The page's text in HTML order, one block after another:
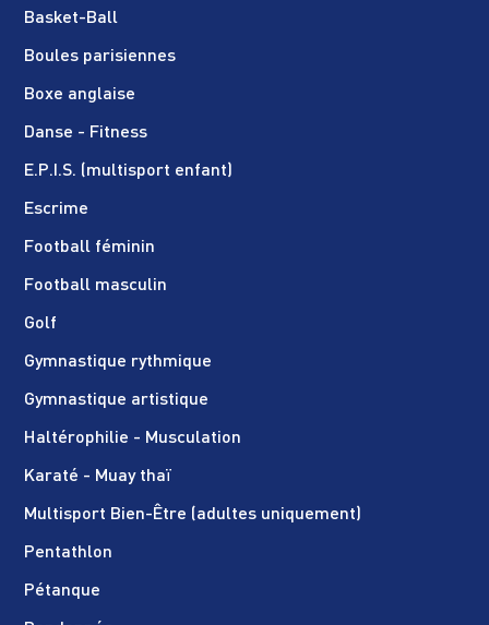
Basket-Ball
Boules parisiennes
Boxe anglaise
Danse - Fitness
E.P.I.S. (multisport enfant)
Escrime
Football féminin
Football masculin
Golf
Gymnastique rythmique
Gymnastique artistique
Haltérophilie - Musculation
Karaté - Muay thaï
Multisport Bien-Être (adultes uniquement)
Pentathlon
Pétanque